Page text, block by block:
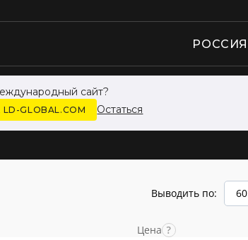
РОССИЯ
сайт?
GLOBAL.COM Остаться
Выводить по: 60
Цена